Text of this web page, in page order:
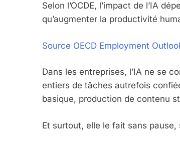
Selon l’OCDE, l’impact de l’IA
qu’augmenter la productivité
Source OECD Employment
Dans les entreprises, l’IA ne se
entiers de tâches autrefois
basique, production de contenu
Et surtout, elle le fait sans